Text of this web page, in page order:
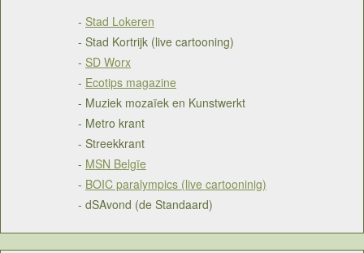
- Stad Lokeren
- Stad Kortrijk (live cartooning)
- SD Worx
- Ecotips magazine
- Muziek mozaïek en Kunstwerkt
- Metro krant
- Streekkrant
- MSN Belgïe
- BOIC paralympics (live cartooninig)
- dSAvond (de Standaard)